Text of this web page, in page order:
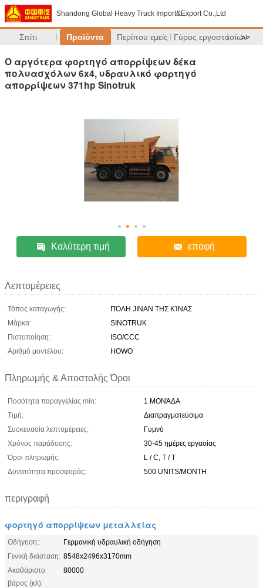
Shandong Global Heavy Truck Import&Export Co.,Ltd
Σπίτι Προϊόντα Περίπου εμείς Γύρος εργοστασίων
>>
Ο αργότερα φορτηγό απορρίψεων δέκα
πολυασχόλων 6x4, υδραυλικό φορτηγό
απορρίψεων 371hp Sinotruk
Καλύτερη τιμή επαφή
Λεπτομέρειες
Τόπος καταγωγής:
ΠΌΛΗ JINAN ΤΗΣ ΚΊΝΑΣ
Μάρκα:
SINOTRUK
Πιστοποίηση:
ISO/CCC
Αριθμό μοντέλου:
HOWO
Πληρωμής & Αποστολής Όροι
Ποσότητα παραγγελίας min:
1 ΜΟΝΆΔΑ
Τιμή:
Διαπραγματεύσιμα
Συσκευασία λεπτομέρειες:
Γυμνό
Χρόνος παράδοσης:
30-45 ημέρες εργασίας
Όροι πληρωμής:
L / C, T / T
Δυνατότητα προσφοράς:
500 UNITS/MONTH
περιγραφή
φορτηγό απορρίψεων μεταλλείας
Οδήγηση::
Γερμανική υδραυλική οδήγηση
Γενική διάσταση: 8548x2496x3170mm
Ακαθάριστο
βάρος (κλ):
80000